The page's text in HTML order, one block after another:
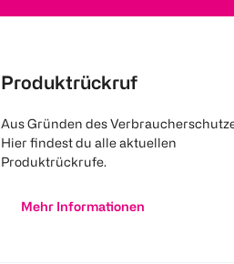
Produktrückruf
Aus Gründen des
Hier findest du alle aktuellen
Produktrückrufe.
Mehr Informationen